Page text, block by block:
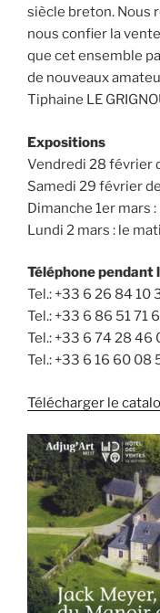
siècle breton. Nous
nous confier la
que cet ensemble
de nouveaux
Tiphaine LE
Expositions
Vendredi 28 février
Samedi 29 février
Dimanche 1er mars
Lundi 2 mars : le
Téléphone pendant
Tel.: +33 6 26 84 10
Tel.: +33 6 86 51 71
Tel.: +33 6 74 28 46
Tel.: +33 6 16 60 08
Télécharger le